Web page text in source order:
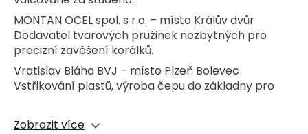
MONTAN OCEL spol. s r.o. – místo Králův dvůr
Dodavatel tvarových pružinek nezbytných pro
precizní zavěšení korálků.
Vratislav Bláha BVJ – místo Plzeň Bolevec
Vstřikování plastů, výroba čepu do základny pro
Zobrazit více